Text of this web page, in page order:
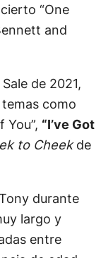
“One
and
de 2021,
como
You”, “I’ve Got
to Cheekde
durante
largo y
entre